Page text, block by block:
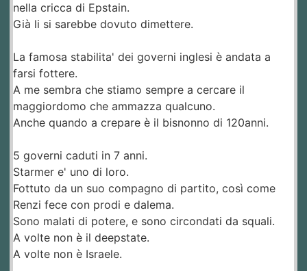
nella cricca di Epstain.
Già li si sarebbe dovuto dimettere.
La famosa stabilita' dei governi inglesi è andata a
farsi fottere.
A me sembra che stiamo sempre a cercare il
maggiordomo che ammazza qualcuno.
Anche quando a crepare è il bisnonno di 120anni.
5 governi caduti in 7 anni.
Starmer e' uno di loro.
Fottuto da un suo compagno di partito, così come
Renzi fece con prodi e dalema.
Sono malati di potere, e sono circondati da squali.
A volte non è il deepstate.
A volte non è Israele.